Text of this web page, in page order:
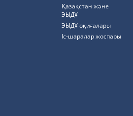
Қазақстан және
ЭЫДҰ
ЭЫДҰ оқиғалары
Іс-шаралар жоспары